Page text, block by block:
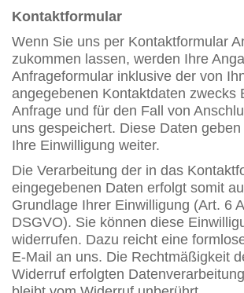
Kontaktformular
Wenn Sie uns per Kontaktformular
zukommen lassen, werden Ihre
Anfrageformular inklusive der von
angegebenen Kontaktdaten zwecks
Anfrage und für den Fall von
uns gespeichert. Diese Daten
Ihre Einwilligung weiter.
Die Verarbeitung der in das
eingegebenen Daten erfolgt somit
Grundlage Ihrer Einwilligung (Art. 6
DSGVO). Sie können diese
widerrufen. Dazu reicht eine
E-Mail an uns. Die Rechtmäßigkeit
Widerruf erfolgten